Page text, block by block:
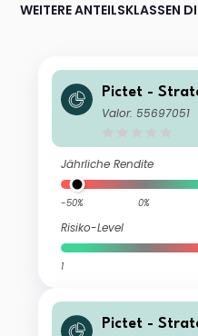
WEITERE ANTEILSKLASSEN
Pictet -
Valor: 55697051
Jährliche Rendite
-50% 0%
Risiko-Level
1
Pictet -